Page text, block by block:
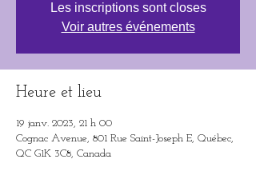
Les inscriptions sont closes
Voir autres événements
Heure et lieu
19 janv. 2023, 21 h 00
Cognac Avenue, 801 Rue Saint-Joseph E, Québec,
QC G1K 3C8, Canada